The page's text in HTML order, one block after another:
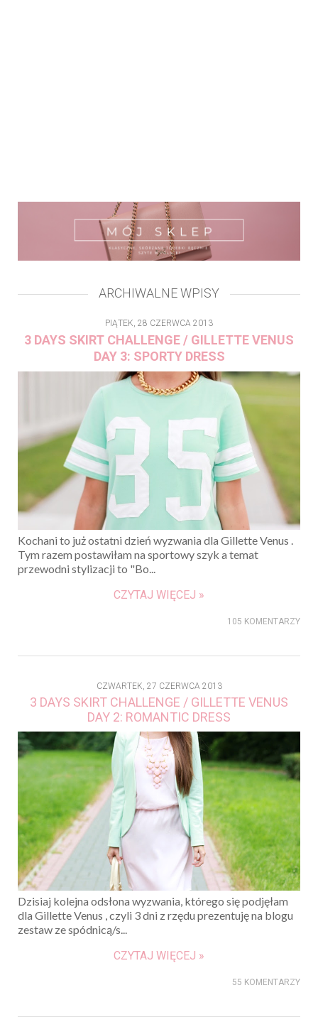
ARCHIWALNE WPISY
PIĄTEK, 28 CZERWCA 2013
3 DAYS SKIRT CHALLENGE / GILLETTE VENUS
DAY 3: SPORTY DRESS
Kochani to już ostatni dzień wyzwania dla Gillette Venus .
Tym razem postawiłam na sportowy szyk a temat
przewodni stylizacji to "Bo...
CZYTAJ WIĘCEJ »
105 KOMENTARZY
CZWARTEK, 27 CZERWCA 2013
3 DAYS SKIRT CHALLENGE / GILLETTE VENUS
DAY 2: ROMANTIC DRESS
Dzisiaj kolejna odsłona wyzwania, którego się podjęłam
dla Gillette Venus , czyli 3 dni z rzędu prezentuję na blogu
zestaw ze spódnicą/s...
CZYTAJ WIĘCEJ »
55 KOMENTARZY